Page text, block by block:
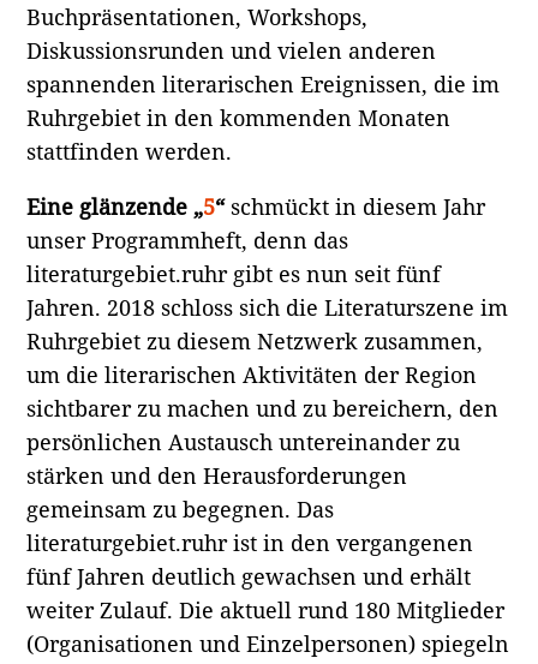
Buchpräsentationen, Workshops,
Diskussionsrunden und vielen anderen
spannenden literarischen Ereignissen, die im
Ruhrgebiet in den kommenden Monaten
stattfinden werden.
Eine glänzende „5“schmückt in diesem Jahr
unser Programmheft, denn das
literaturgebiet.ruhr gibt es nun seit fünf
Jahren. 2018 schloss sich die Literaturszene im
Ruhrgebiet zu diesem Netzwerk zusammen,
um die literarischen Aktivitäten der Region
sichtbarer zu machen und zu bereichern, den
persönlichen Austausch untereinander zu
stärken und den Herausforderungen
gemeinsam zu begegnen. Das
literaturgebiet.ruhr ist in den vergangenen
fünf Jahren deutlich gewachsen und erhält
weiter Zulauf. Die aktuell rund 180 Mitglieder
(Organisationen und Einzelpersonen) spiegeln